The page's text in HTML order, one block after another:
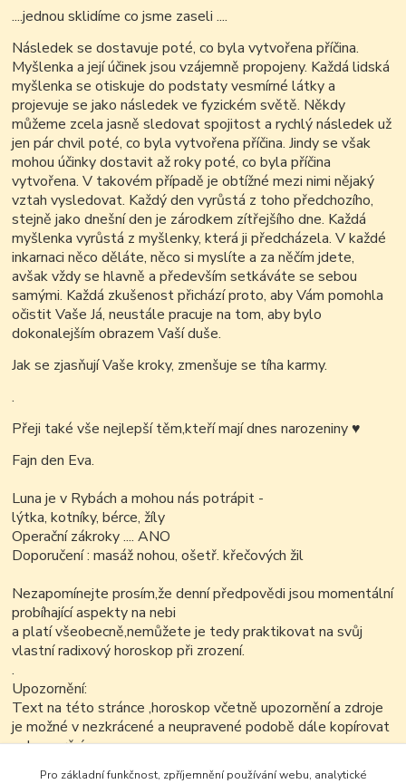
....jednou sklidíme co jsme zaseli ....
Následek se dostavuje poté, co byla vytvořena příčina.
Myšlenka a její účinek jsou vzájemně propojeny. Každá lidská
myšlenka se otiskuje do podstaty vesmírné látky a
projevuje se jako následek ve fyzickém světě. Někdy
můžeme zcela jasně sledovat spojitost a rychlý následek už
jen pár chvil poté, co byla vytvořena příčina. Jindy se však
mohou účinky dostavit až roky poté, co byla příčina
vytvořena. V takovém případě je obtížné mezi nimi nějaký
vztah vysledovat. Každý den vyrůstá z toho předchozího,
stejně jako dnešní den je zárodkem zítřejšího dne. Každá
myšlenka vyrůstá z myšlenky, která ji předcházela. V každé
inkarnaci něco děláte, něco si myslíte a za něčím jdete,
avšak vždy se hlavně a především setkáváte se sebou
samými. Každá zkušenost přichází proto, aby Vám pomohla
očistit Vaše Já, neustále pracuje na tom, aby bylo
dokonalejším obrazem Vaší duše.
Jak se zjasňují Vaše kroky, zmenšuje se tíha karmy.
.
Přeji také vše nejlepší těm,kteří mají dnes narozeniny♥
Fajn den Eva.
Luna je v Rybách a mohou nás potrápit -
lýtka, kotníky, bérce, žíly
Operační zákroky .... ANO
Doporučení : masáž nohou, ošetř. křečových žil
Nezapomínejte prosím,že denní předpovědi jsou momentální
probíhající aspekty na nebi
a platí všeobecně,nemůžete je tedy praktikovat na svůj
vlastní radixový horoskop při zrození.
.
Upozornění:
Text na této stránce ,horoskop včetně upozornění a zdroje
je možné v nezkrácené a neupravené podobě dále kopírovat
nekomerčním
Pro základní funkčnost, zpříjemnění používání webu, analytické